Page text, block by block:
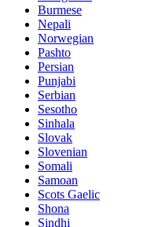
Burmese
Nepali
Norwegian
Pashto
Persian
Punjabi
Serbian
Sesotho
Sinhala
Slovak
Slovenian
Somali
Samoan
Scots Gaelic
Shona
Sindhi